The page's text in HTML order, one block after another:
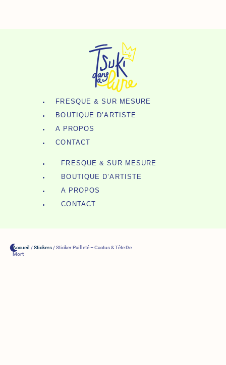
FRESQUE & SUR MESURE
BOUTIQUE D’ARTISTE
A PROPOS
CONTACT
FRESQUE & SUR MESURE
BOUTIQUE D’ARTISTE
A PROPOS
CONTACT
Accueil /Stickers / Sticker Pailleté – Cactus & Tête De
Mort